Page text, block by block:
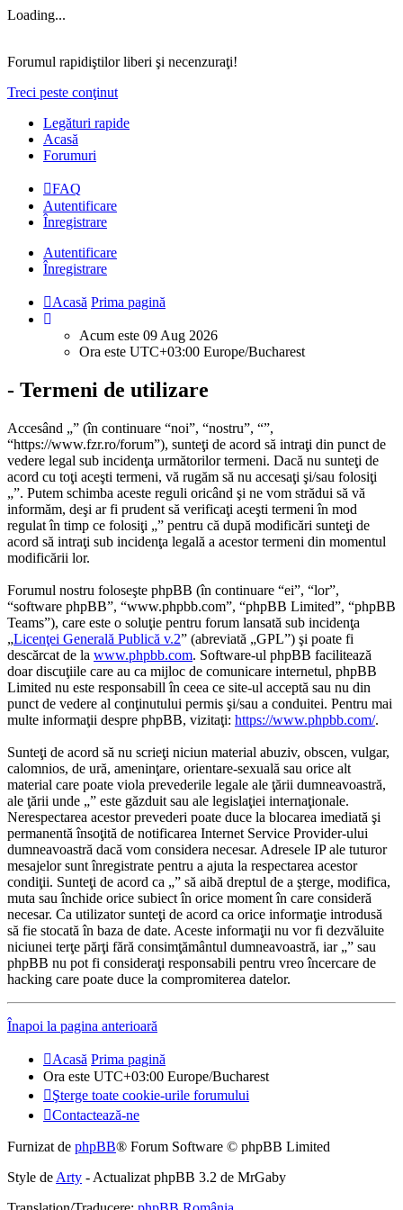
Loading...
Forumul rapidiştilor liberi şi necenzuraţi!
Treci peste conţinut
Legături rapide
Acasă
Forumuri
FAQ
Autentificare
Înregistrare
Autentificare
Înregistrare
Acasă Prima pagină
Acum este 09 Aug 2026
Ora este UTC+03:00 Europe/Bucharest
- Termeni de utilizare
Accesând „” (în continuare “noi”, “nostru”, “”,
“https://www.fzr.ro/forum”), sunteţi de acord să intraţi din punct de
vedere legal sub incidenţa următorilor termeni. Dacă nu sunteţi de
acord cu toţi aceşti termeni, vă rugăm să nu accesaţi şi/sau folosiţi
„”. Putem schimba aceste reguli oricând şi ne vom strădui să vă
informăm, deşi ar fi prudent să verificaţi aceşti termeni în mod
regulat în timp ce folosiţi „” pentru că după modificări sunteţi de
acord să intraţi sub incidenţa legală a acestor termeni din momentul
modificării lor.
Forumul nostru foloseşte phpBB (în continuare “ei”, “lor”,
“software phpBB”, “www.phpbb.com”, “phpBB Limited”, “phpBB
Teams”), care este o soluţie pentru forum lansată sub incidenţa
„Licenţei Generală Publică v.2” (abreviată „GPL”) şi poate fi
descărcat de la www.phpbb.com. Software-ul phpBB facilitează
doar discuţiile care au ca mijloc de comunicare internetul, phpBB
Limited nu este responsabill în ceea ce site-ul acceptă sau nu din
punct de vedere al conţinutului permis şi/sau a conduitei. Pentru mai
multe informaţii despre phpBB, vizitaţi: https://www.phpbb.com/.
Sunteţi de acord să nu scrieţi niciun material abuziv, obscen, vulgar,
calomnios, de ură, ameninţare, orientare-sexuală sau orice alt
material care poate viola prevederile legale ale ţării dumneavoastră,
ale ţării unde „” este găzduit sau ale legislaţiei internaţionale.
Nerespectarea acestor prevederi poate duce la blocarea imediată şi
permanentă însoţită de notificarea Internet Service Provider-ului
dumneavoastră dacă vom considera necesar. Adresele IP ale tuturor
mesajelor sunt înregistrate pentru a ajuta la respectarea acestor
condiţii. Sunteţi de acord ca „” să aibă dreptul de a şterge, modifica,
muta sau închide orice subiect în orice moment în care consideră
necesar. Ca utilizator sunteţi de acord ca orice informaţie introdusă
să fie stocată în baza de date. Aceste informaţii nu vor fi dezvăluite
niciunei terţe părţi fără consimţământul dumneavoastră, iar „” sau
phpBB nu pot fi consideraţi responsabili pentru vreo încercare de
hacking care poate duce la compromiterea datelor.
Înapoi la pagina anterioară
Acasă Prima pagină
Ora este UTC+03:00 Europe/Bucharest
Şterge toate cookie-urile forumului
Contactează-ne
Furnizat de phpBB® Forum Software © phpBB Limited
Style de Arty - Actualizat phpBB 3.2 de MrGaby